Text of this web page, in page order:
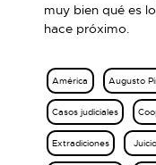
muy bien qué es
hace próximo.
América Augusto
Casos judiciales
Extradiciones